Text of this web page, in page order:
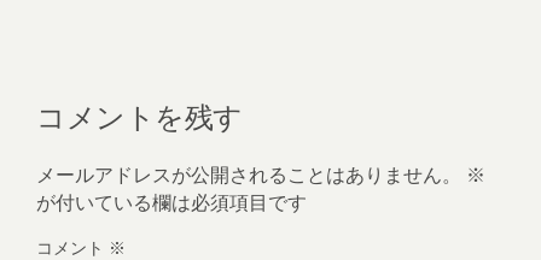
コメントを残す
メールアドレスが公開されることはありません。
※
が付いている欄は必須項目です
コメント ※